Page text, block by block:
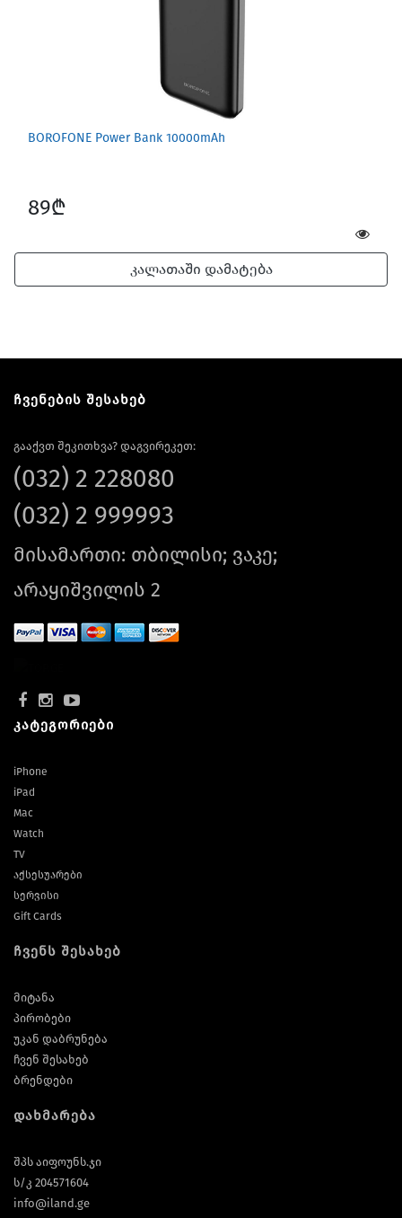
BOROFONE Power Bank 10000mAh
89₾
კალათაში დამატება
ჩვენების შესახებ
გააქვთ შეკითხვა? დაგვირეკეთ:
(032) 2 228080
(032) 2 999993
მისამართი: თბილისი; ვაკე;
არაყიშვილის 2
კატეგორიები
iPhone
iPad
Mac
Watch
TV
აქსესუარები
სერვისი
Gift Cards
ჩვენს შესახებ
მიტანა
პირობები
უკან დაბრუნება
ჩვენ შესახებ
ბრენდები
დახმარება
შპს აიფოუნს.ჯი
ს/კ 204571604
info@iland.ge